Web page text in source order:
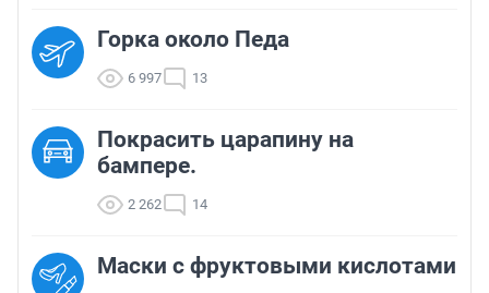
Горка около Педа
6 997 13
Покрасить царапину на
бампере.
2 262 14
Маски с фруктовыми кислотами